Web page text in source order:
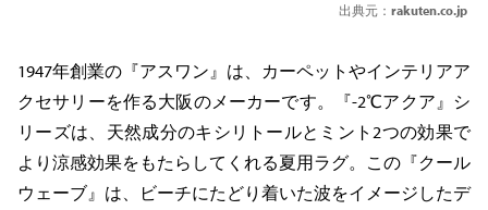
出典元： rakuten.co.jp
1947年創業の『アスワン』は、カーペットやインテリアア
クセサリーを作る大阪のメーカーです。『-2℃アクア』シ
リーズは、天然成分のキシリトールとミント2つの効果で
より涼感効果をもたらしてくれる夏用ラグ。この『クール
ウェーブ』は、ビーチにたどり着いた波をイメージしたデ